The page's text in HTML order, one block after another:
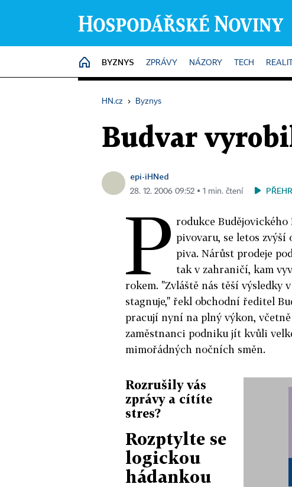
HOME
BYZNYS ZPRÁVY NÁZORY TECH
HN.cz › Byznys
Budvar
epi-iHNed
28. 12. 2006 09:52 ▪ 1 min. čtení
P rodukce
pivovaru, se letos
piva. Nárůst prodeje
tak v zahraničí, kam
rokem. "Zvláště nás těší výsledky
stagnuje," řekl obchodní ředitel
pracují nyní na plný výkon,
zaměstnanci podniku jít kvůli
mimořádných nočních směn.
Rozrušily vás
zprávy a cítíte
stres?
Rozptylte se
logickou
hádankou